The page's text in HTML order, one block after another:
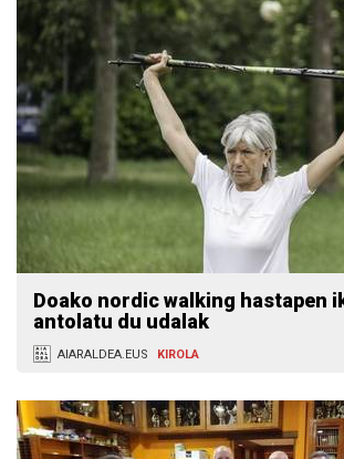
Doako nordic walking hastapen
antolatu du udalak
AIARALDEA.EUS KIROLA